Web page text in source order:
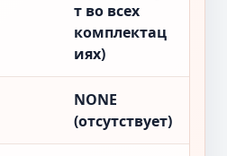
т во всех
комплектац
иях)
NONE
(отсутствует)